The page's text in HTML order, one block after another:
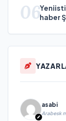
06haber
asabi
Arabesk